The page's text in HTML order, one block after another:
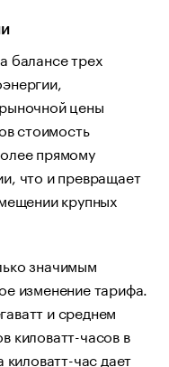
балансе трех
цены
стоимость
прямому
что и превращает
крупных
значимым
изменение тарифа.
и среднем
киловатт-часов в
час дает